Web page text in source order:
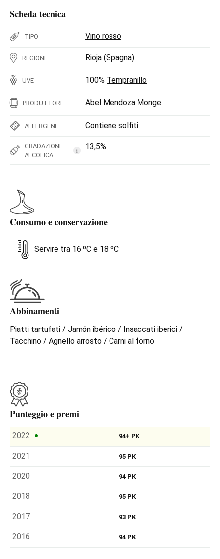
Scheda tecnica
TIPO Vino rosso
REGIONE Rioja (Spagna)
UVE 100% Tempranillo
PRODUTTORE Abel Mendoza Monge
ALLERGENI Contiene solfiti
GRADAZIONE
ALCOLICA
i 13,5%
Consumo e conservazione
Servire tra 16 ºC e 18 ºC
Abbinamenti
Piatti tartufati / Jamón ibérico / Insaccati iberici /
Tacchino / Agnello arrosto / Carni al forno
Punteggio e premi
2022 94+ PK
2021 95 PK
2020 94 PK
2018 95 PK
2017 93 PK
2016 94 PK